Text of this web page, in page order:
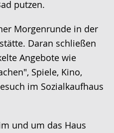
putzen.
Morgenrunde in der
Daran schließen
Angebote wie
Spiele, Kino,
im Sozialkaufhaus
und um das Haus